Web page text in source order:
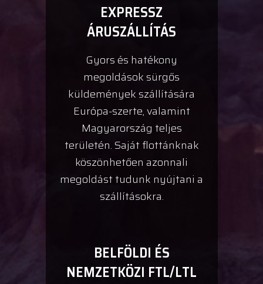
EXPRESSZ
ÁRUSZÁLLÍTÁS
Gyors és hatékony
megoldások sürgős
küldemények szállítására
Európa-szerte, valamint
Magyarország teljes
területén. Saját flottánknak
köszönhetően azonnali
megoldást tudunk nyújtani a
szállításokra.
BELFÖLDI ÉS
NEMZETKÖZI FTL/LTL